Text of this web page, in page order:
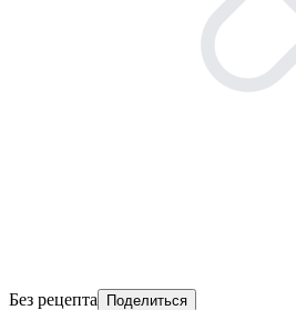
Без рецепта Поделиться